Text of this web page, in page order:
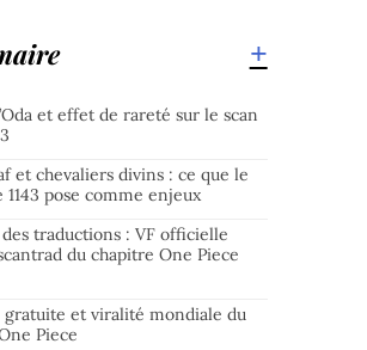
et effet de rareté sur le scan
et chevaliers divins : ce que le
1143 pose comme enjeux
traductions : VF officielle
du chapitre One Piece
gratuite et viralité mondiale du
Piece